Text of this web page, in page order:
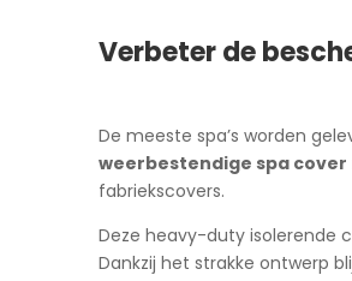
Verbeter de
De meeste spa’s worden
weerbestendige spa cover
fabriekscovers.
Deze heavy-duty isolerende
Dankzij het strakke ontwerp